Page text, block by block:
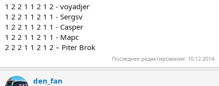
1 2 2 1 1 2 1 2 - voyadjer
1 2 2 1 1 2 1 1 - Sergsv
1 2 2 1 1 2 1 1 - Casper
1 2 2 1 1 2 1 1 - Марс
2 2 2 1 1 2 1 2 – Piter Brok
Последнее редактирование: 10.12.2014
den_fan